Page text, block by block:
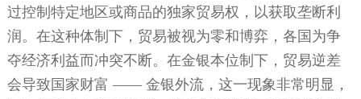
过控制特定地区或商品的独家贸易权，以获取垄断利
润。在这种体制下，贸易被视为零和博弈，各国为争
夺经济利益而冲突不断。在金银本位制下，贸易逆差
会导致国家财富 —— 金银外流，这一现象非常明显，